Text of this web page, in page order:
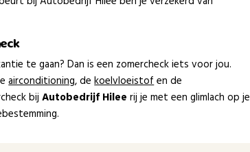
te gaan? Dan is een zomercheck iets voor jou.
airconditioning, dekoelvloeistofen de
bijAutobedrijf Hileerij je met een glimlach op je